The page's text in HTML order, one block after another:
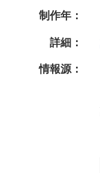
制作年：
詳細：
情報源：